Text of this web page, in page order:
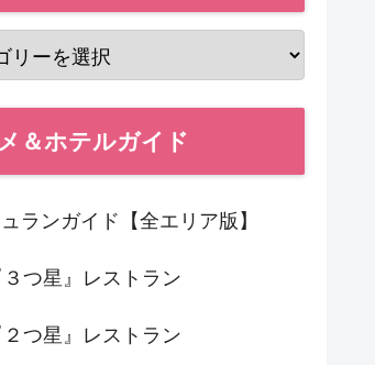
＆ホテルガイド
ランガイド【全エリア版】
３つ星』レストラン
２つ星』レストラン